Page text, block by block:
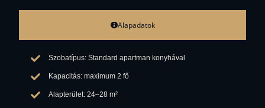
Alapadatok
Szobatípus: Standard apartman konyhával
Kapacitás: maximum 2 fő
Alapterület: 24–28 m²